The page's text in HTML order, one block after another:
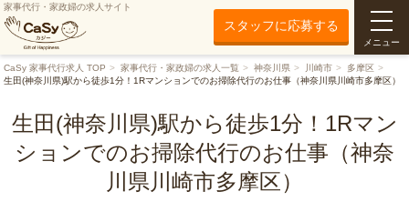
家事代行・家政婦の求人サイト
スタッフに応募する
メニュー
CaSy 家事代行求人 TOP 家事代行・家政婦の求人一覧 神奈川県 川崎市
多摩区
生田(神奈川県)駅から徒歩1分！1Rマンションでのお掃除代行のお仕事（神奈川県川崎市多摩区）
生田(神奈川県)駅から徒歩1分！1Rマン
ションでのお掃除代行のお仕事（神奈
川県川崎市多摩区）